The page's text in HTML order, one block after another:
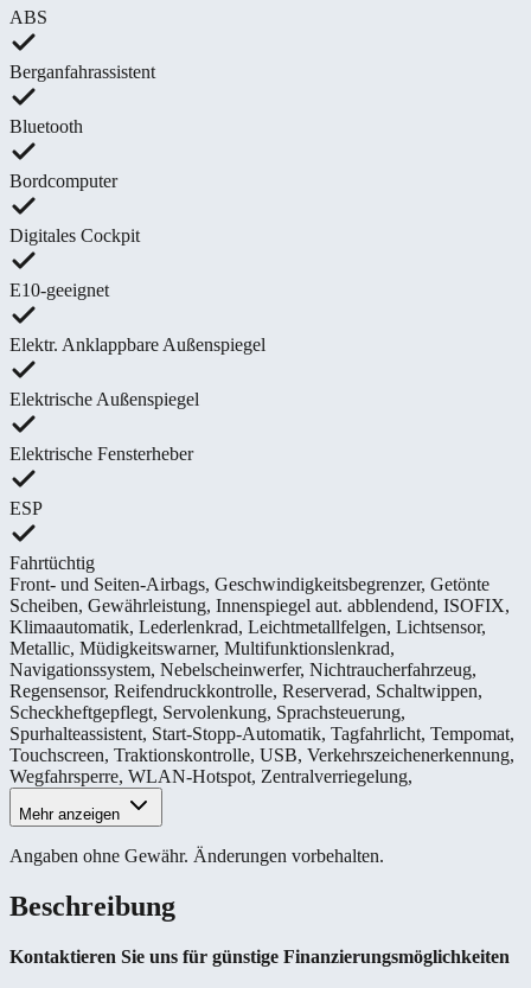
ABS
Berganfahrassistent
Bluetooth
Bordcomputer
Digitales Cockpit
E10-geeignet
Elektr. Anklappbare Außenspiegel
Elektrische Außenspiegel
Elektrische Fensterheber
ESP
Fahrtüchtig
Front- und Seiten-Airbags, Geschwindigkeitsbegrenzer, Getönte
Scheiben, Gewährleistung, Innenspiegel aut. abblendend, ISOFIX,
Klimaautomatik, Lederlenkrad, Leichtmetallfelgen, Lichtsensor,
Metallic, Müdigkeitswarner, Multifunktionslenkrad,
Navigationssystem, Nebelscheinwerfer, Nichtraucherfahrzeug,
Regensensor, Reifendruckkontrolle, Reserverad, Schaltwippen,
Scheckheftgepflegt, Servolenkung, Sprachsteuerung,
Spurhalteassistent, Start-Stopp-Automatik, Tagfahrlicht, Tempomat,
Touchscreen, Traktionskontrolle, USB, Verkehrszeichenerkennung,
Wegfahrsperre, WLAN-Hotspot, Zentralverriegelung,
Mehr anzeigen
Angaben ohne Gewähr. Änderungen vorbehalten.
Beschreibung
Kontaktieren Sie uns für günstige Finanzierungsmöglichkeiten